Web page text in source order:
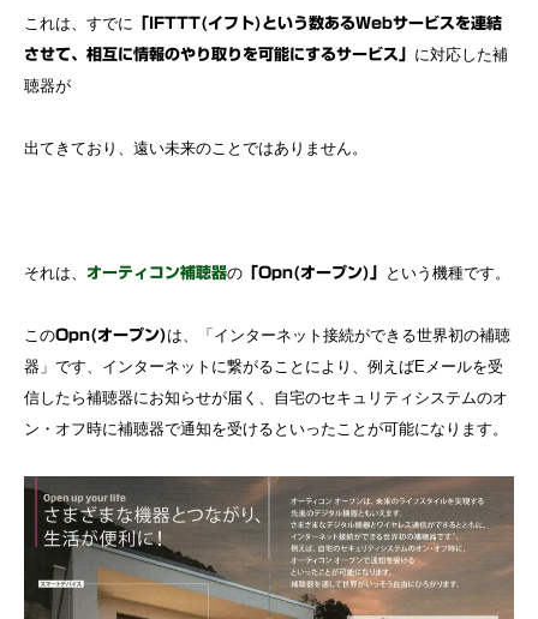
これは、すでに 「IFTTT(イフト)という数あるWebサービスを連結
させて、相互に情報のやり取りを可能にするサービス」 に対応した補
聴器が
出てきており、遠い未来のことではありません。
それは、 オーティコン補聴器の 「Opn(オープン)」 という機種です。
このOpn(オープン)は、「インターネット接続ができる世界初の補聴
器」です、インターネットに繋がることにより、例えばEメールを受
信したら補聴器にお知らせが届く、自宅のセキュリティシステムのオ
ン・オフ時に補聴器で通知を受けるといったことが可能になります。